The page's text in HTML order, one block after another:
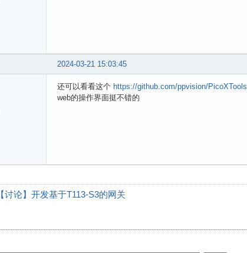
2024-03-21 15:03:45
还可以看看这个 https://github.com/ppvision/PicoXTools
web的操作界面挺不错的
【讨论】开发基于T113-S3的网关